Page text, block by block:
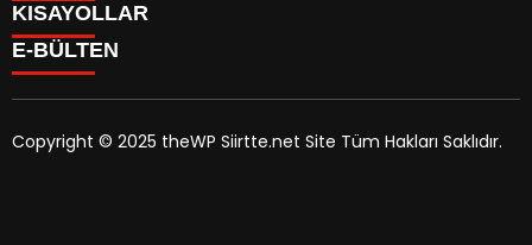
SPOR
Eruh Haberleri
KISAYOLLAR
MANSET
SAĞLIK
E-BÜLTEN
Copyright © 2025 theWP Siirtte.net Site Tüm Hakları Saklıdır.